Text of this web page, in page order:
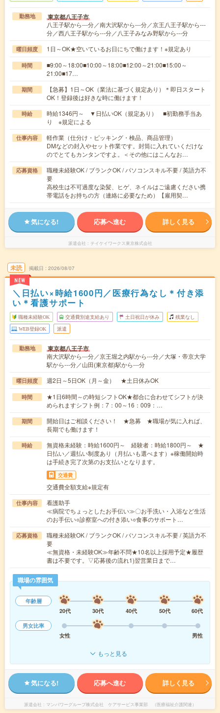
勤務地 東京都八王子市
八王子駅から---分／南大沢駅から---分／京王八王子駅から---
分／西八王子駅から---分／八王子みなみ野駅から---分
曜日頻度 1日～OK★空いているお日にちで働けます！※規定あり
時間
■9:00～18:00■10:00～18:00■12:00～21:00■15:00～
21:00■17…
期間
【急募】1日～OK（業法に基づく規定あり）＊即日スタート
OK！登録後は好きな時に働けます！
時給
時給1346円～ ▼日払いOK（規定あり） ■初勤務手当あ
り ※規定による
仕事内容
軽作業（仕分け・ピッキング・検品、商品管理）
DMなどの封入やセット作業です。封筒に入れていくだけな
のでとてもカンタンですよ。＜その他にはこんなお…
応募資格
職種未経験OK / ブランクOK / パソコンスキル不要 / 英語力不
要
高校生は不可過度な染髪、ヒゲ、ネイルはご遠慮ください携
帯電話をお持ちの方（連絡に必要なため）【雇用契…
気になる! 応募へ進む 詳しく見る
派遣会社 テイケイワークス東京株式会社
未読
NEW
掲載日 2026/08/07
＼日払い×時給1600円／医療行為なし＊付き添
い＊看護サポート
職種未経験OK 交通費別途支給あり 土日祝日が休み 残業なし
WEB登録OK 派遣
勤務地 東京都八王子市
南大沢駅から---分／京王堀之内駅から---分／大塚・帝京大学
駅から---分／山田(東京都)駅から---分
曜日頻度 週2日～5日OK（月～金） ★土日休みOK
時間
★1日6時間～の時短シフトOK★都合に合わせてシフトが決
められますシフト例：7：00～16：009：…
期間
開始日はご相談ください！ ★急募 ★職場が気に入れば、
長期でも働けます！
時給
無資格未経験：時給1600円～ 経験者：時給1800円～ ★
日払い／週払い制度あり（月払いも選べます）※稼働開始時
は手続き完了次第のお支払いとなります。
交通費
交通費全額支給※規定有
仕事内容
看護助手
≪病院でちょっとしたお手伝い≫〇お手洗い・入浴など生活
のお手伝い○診察室への付き添い○食事のサポート…
応募資格
職種未経験OK / ブランクOK / パソコンスキル不要 / 英語力不
要
≪無資格・未経験OK≫年齢不問★10名以上採用予定★履歴
書は不要です。▽応募後の流れ1)翌営業日まで…
職場の雰囲気
年齢層
20代
30代 40代 50代
60代
男女比率
女性
男性
もっと見る
気になる! 応募へ進む 詳しく見る
派遣会社 マンパワーグループ株式会社 ケアサービス事業部 （医療福祉介護関連）